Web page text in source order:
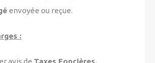
envoyée ou reçue.
:
avis de Taxes Foncières.